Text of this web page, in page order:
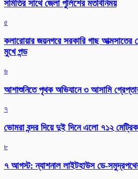
সমিতির সাথে জেলা পুলিশের মতবিনিময়
৫
কলারোয়ার জয়নগরে সরকারি গাছ আত্মসাতের
মুখে পন্ড
৬
আশাশুনিতে পৃথক অভিযানে ৩ আসামি
৭
ভোমরা বন্দর দিয়ে দুই দিনে এলো ৭১২
৮
৭ আগস্ট: ন্যাশনাল লাইটহাউস ডে-